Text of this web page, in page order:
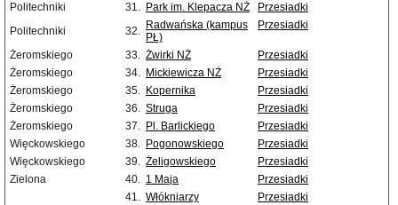
Politechniki 31. Park im. Klepacza NŻ
Przesiadki
Politechniki
32. Radwańska (kampus
PŁ)
Przesiadki
Żeromskiego 33. Żwirki NŻ
Przesiadki
Żeromskiego
34. Mickiewicza NŻ
Przesiadki
Żeromskiego
35. Kopernika
Przesiadki
Żeromskiego
36. Struga
Przesiadki
Żeromskiego
37. Pl. Barlickiego
Przesiadki
Więckowskiego
38. Pogonowskiego
Przesiadki
Więckowskiego
39. Żeligowskiego
Przesiadki
Zielona
40. 1 Maja
Przesiadki
41. Włókniarzy
Przesiadki